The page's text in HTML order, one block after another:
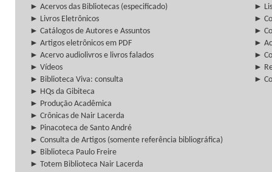
► Acervos das Bibliotecas (especificado)
►
► Livros Eletrônicos
►
► Catálogos de Autores e Assuntos
►
► Artigos eletrônicos em PDF
►
► Acervo audiolivros e livros falados
►
► Vídeos
►
► Biblioteca Viva: consulta
►
► HQs da Gibiteca
► Produção Acadêmica
► Crônicas de Nair Lacerda
► Pinacoteca de Santo André
► Consulta de Artigos (somente referência bibliográfica)
► Biblioteca Paulo Freire
► Totem Biblioteca Nair Lacerda